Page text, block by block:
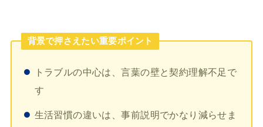
背景で押さえたい重要ポイント
トラブルの中心は、言葉の壁と契約理解不足で
す
生活習慣の違いは、事前説明でかなり減らせま